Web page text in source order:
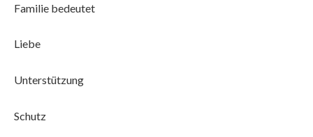
Familie bedeutet
Liebe
Unterstützung
Schutz